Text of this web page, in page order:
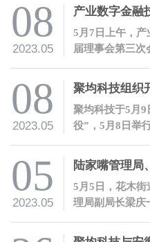
08
2023.05
5月7日上午，
届理事会第三次
08
2023.05
聚均科技于5月
役”，5月8日举
05
2023.05
5月5日，花木
理局副局长梁庆